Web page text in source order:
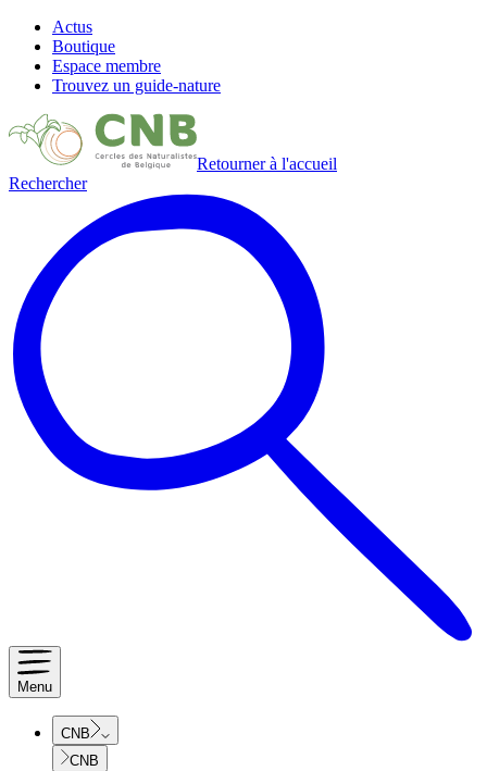
Actus
Boutique
Espace membre
Trouvez un guide-nature
Retourner à l'accueil
Rechercher
Menu
CNB
CNB